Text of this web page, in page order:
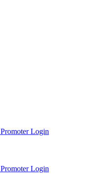
Promoter Login
Promoter Login